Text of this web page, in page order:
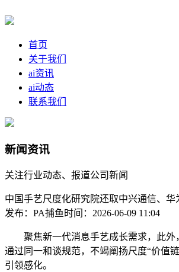
首页
关于我们
ai资讯
ai动态
联系我们
新闻资讯
关注行业动态、报道公司新闻
中国手艺尺度化研究院还取中兴通信、华
发布：PA捕鱼时间：2026-06-09 11:04
聚焦新一代消息手艺成长需求，此外
通过同一和谈规范，不竭阐扬尺度“价值
引领感化。